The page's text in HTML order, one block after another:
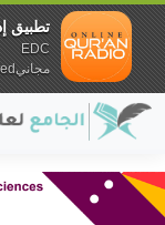
تطبيق
EDC
مجانيundefined